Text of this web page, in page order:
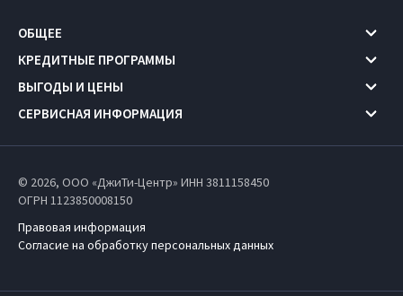
ОБЩЕЕ
КРЕДИТНЫЕ ПРОГРАММЫ
ВЫГОДЫ И ЦЕНЫ
СЕРВИСНАЯ ИНФОРМАЦИЯ
© 2026, ООО «ДжиТи-Центр» ИНН 3811158450
ОГРН 1123850008150
Правовая информация
Согласие на обработку персональных данных